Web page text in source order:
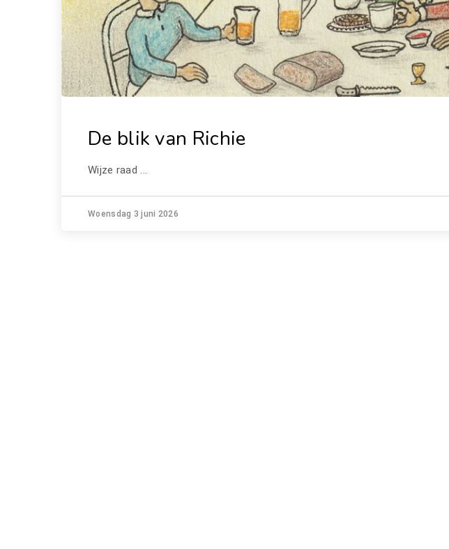
De blik van Richie
Wijze raad ...
Woensdag 3 juni 2026